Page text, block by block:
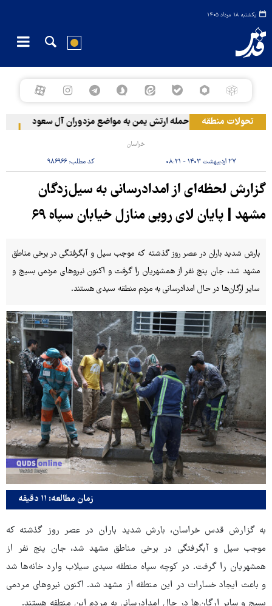
یکشنبه ۱۸ مرداد ۱۴۰۵
تحولات منطقهحمله ارتش یمن به مواضع مزدوران آل سعود رویترز: عربستان ۸۶ درصد از موشک‌های
خراسان
۲۷ اردیبهشت ۱۴۰۳ - ۰۸:۲۱ کد مطلب: ۹۸۶۹۶۶
گزارش لحظه‌ای از امدادرسانی به سیل‌زدگان
مشهد | پایان لای روبی منازل خیابان سپاه ۶۹
بارش شدید باران در عصر روز گذشته که موجب سیل و آبگرفتگی در برخی مناطق
مشهد شد، جان پنج نفر از همشهریان را گرفت و اکنون نیروهای مردمی بسیج و
سایر ارگان‌ها در حال امدادرسانی به مردم منطقه سیدی هستند.
زمان مطالعه: ۱۱ دقیقه
به گزارش قدس خراسان، بارش شدید باران در عصر روز گذشته که
موجب سیل و آبگرفتگی در برخی مناطق مشهد شد، جان پنج نفر از
همشهریان را گرفت. در کوچه سپاه منطقه سیدی سیلاب وارد خانه‌ها شد
و باعث ایجاد خسارات در این منطقه از مشهد شد. اکنون نیروهای مردمی